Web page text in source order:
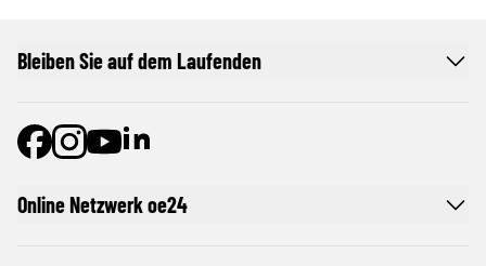
Online Netzwerk oe24
Bleiben Sie auf dem Laufenden